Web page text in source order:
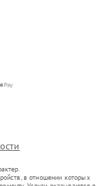
в отношении которых